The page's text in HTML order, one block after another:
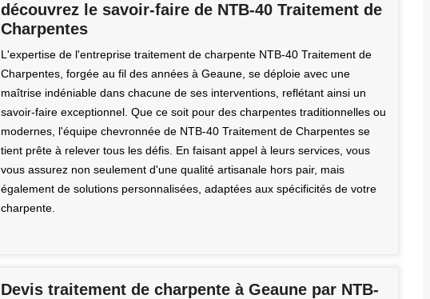
découvrez le savoir-faire de NTB-40 Traitement de
Charpentes
L'expertise de l'entreprise traitement de charpente NTB-40 Traitement de
Charpentes, forgée au fil des années à Geaune, se déploie avec une
maîtrise indéniable dans chacune de ses interventions, reflétant ainsi un
savoir-faire exceptionnel. Que ce soit pour des charpentes traditionnelles ou
modernes, l'équipe chevronnée de NTB-40 Traitement de Charpentes se
tient prête à relever tous les défis. En faisant appel à leurs services, vous
vous assurez non seulement d'une qualité artisanale hors pair, mais
également de solutions personnalisées, adaptées aux spécificités de votre
charpente.
Devis traitement de charpente à Geaune par NTB-